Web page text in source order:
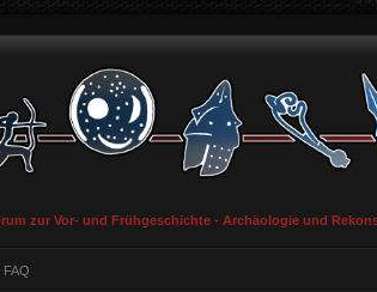
zur Vor- und Frühgeschichte - Archäologie und
FAQ